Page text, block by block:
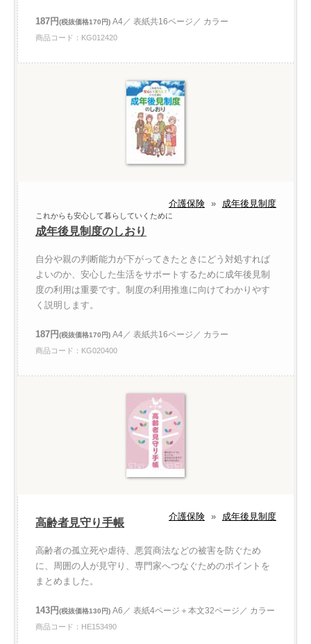
187円(税抜価格170円) A4／ 表紙共16ページ／ カラー
商品コード：KG012420
介護保険 » 成年後見制度
これからも安心して暮らしていくために
成年後見制度のしおり
自分や親の判断能力が下がってきたときにどう対処すれば
よいのか、安心した生活をサポートするために成年後見制
度の利用は重要です。制度の利用推進に向けてわかりやす
く説明します。
187円(税抜価格170円) A4／ 表紙共16ページ／ カラー
商品コード：KG020400
介護保険 » 成年後見制度
高齢者見守り手帳
高齢者の孤立死や虐待、悪質商法などの被害を防ぐため
に、周囲の人が見守り、専門家へつなぐためのポイントを
まとめました。
143円(税抜価格130円) A6／ 表紙4ページ＋本文32ページ／ カラー
商品コード：HE153490